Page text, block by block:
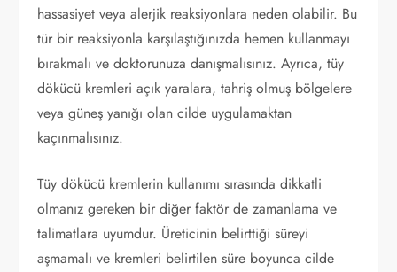
hassasiyet veya alerjik reaksiyonlara neden olabilir. Bu
tür bir reaksiyonla karşılaştığınızda hemen kullanmayı
bırakmalı ve doktorunuza danışmalısınız. Ayrıca, tüy
dökücü kremleri açık yaralara, tahriş olmuş bölgelere
veya güneş yanığı olan cilde uygulamaktan
kaçınmalısınız.
Tüy dökücü kremlerin kullanımı sırasında dikkatli
olmanız gereken bir diğer faktör de zamanlama ve
talimatlara uyumdur. Üreticinin belirttiği süreyi
aşmamalı ve kremleri belirtilen süre boyunca cilde